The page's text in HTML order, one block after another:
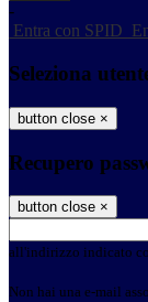
-
Entra con SPID
Seleziona
button close ×
Recupero
button close ×
all'indirizzo indicato
Non hai una e-mail